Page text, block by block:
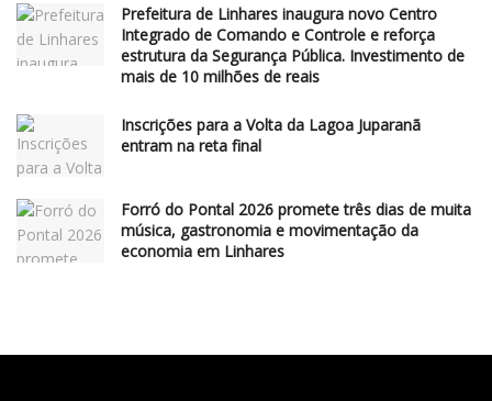
Prefeitura de Linhares inaugura novo Centro
Integrado de Comando e Controle e reforça
estrutura da Segurança Pública. Investimento de
mais de 10 milhões de reais
Inscrições para a Volta da Lagoa Juparanã
entram na reta final
Forró do Pontal 2026 promete três dias de muita
música, gastronomia e movimentação da
economia em Linhares